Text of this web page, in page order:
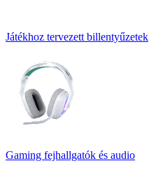
Játékhoz tervezett billentyűzetek
Gaming fejhallgatók és audio